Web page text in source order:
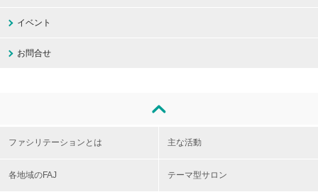
イベント
お問合せ
ファシリテーションとは 主な活動
各地域のFAJ テーマ型サロン